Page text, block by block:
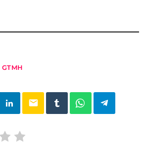
GTMH
email